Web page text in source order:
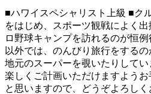
■ハワイスペシャリスト上級 ■ク
をはじめ、スポーツ観戦によく
ロ野球キャンプを訪れるのが恒
以外では、のんびり旅行をする
地元のスーパーを覗いたりして
楽しくご計画いただけますよう
と思いますので、どうぞよろしく